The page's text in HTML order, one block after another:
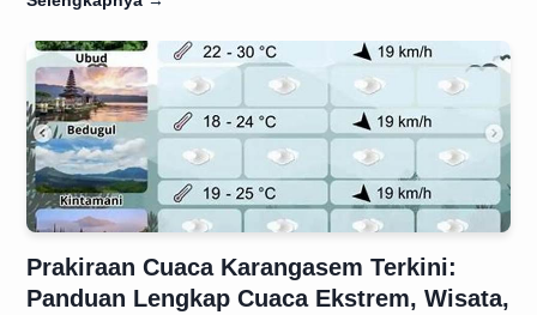
Prakiraan Cuaca Karangasem Terkini:
Panduan Lengkap Cuaca Ekstrem, Wisata,